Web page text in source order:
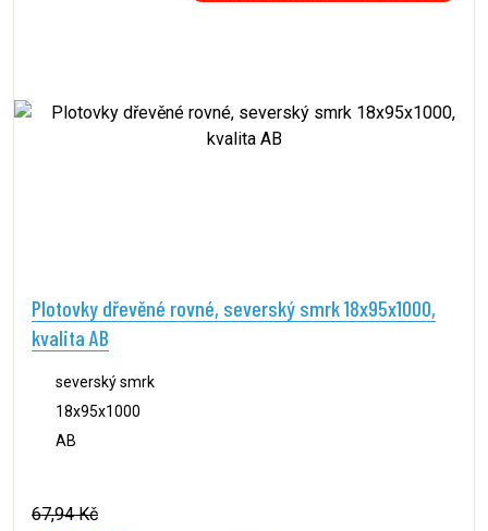
Plotovky dřevěné rovné, severský smrk 18x95x1000,
kvalita AB
severský smrk
18x95x1000
AB
67,94 Kč